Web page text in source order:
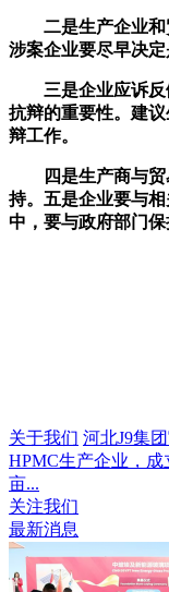
二是生产企业和
涉案企业要尽早决定
三是企业应诉反
抗辩的重要性。建
辩工作。
四是生产商与贸
持。五是企业要与
中，要与政府部门保
关于我们 河北J9集
HPMC生产企业，成
亩...
关注我们
最新消息